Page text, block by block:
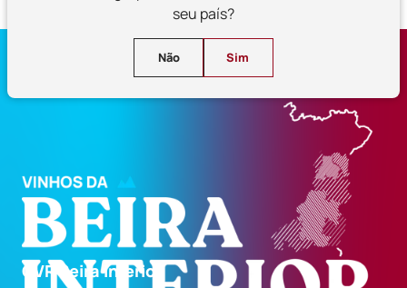
CVR Beira Interior
seu país?
Não Sim